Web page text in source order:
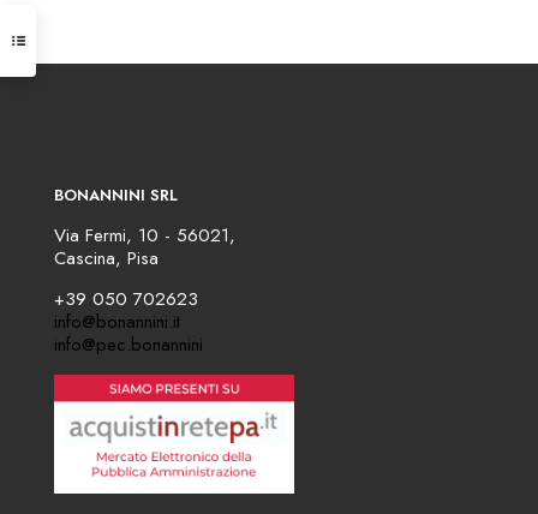
BONANNINI SRL
Via Fermi, 10 - 56021,
Cascina, Pisa
+39 050 702623
info@bonannini.it
info@pec.bonannini